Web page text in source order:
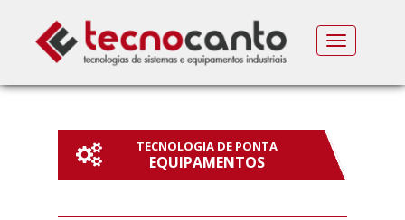
MENU
TECNOLOGIA DE PONTA
EQUIPAMENTOS